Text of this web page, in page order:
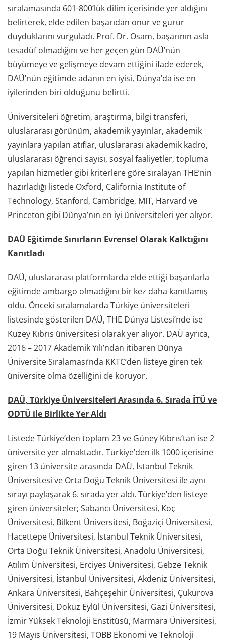
sıralamasında 601-800’lük dilim içerisinde yer aldığını
belirterek, elde edilen başarıdan onur ve gurur
duyduklarını vurguladı. Prof. Dr. Osam, başarının asla
tesadüf olmadığını ve her geçen gün DAÜ’nün
büyümeye ve gelişmeye devam ettiğini ifade ederek,
DAÜ’nün eğitimde adanın en iyisi, Dünya’da ise en
iyilerinden biri olduğunu belirtti.
Üniversiteleri öğretim, araştırma, bilgi transferi,
uluslararası görünüm, akademik yayınlar, akademik
yayınlara yapılan atıflar, uluslararası akademik kadro,
uluslararası öğrenci sayısı, sosyal faaliyetler, topluma
yapılan hizmetler gibi kriterlere göre sıralayan THE’nin
hazırladığı listede Oxford, California Institute of
Technology, Stanford, Cambridge, MIT, Harvard ve
Princeton gibi Dünya’nın en iyi üniversiteleri yer alıyor.
DAÜ Eğitimde Sınırların Evrensel Olarak Kalktığını
Kanıtladı
DAÜ, uluslararası platformlarda elde ettiği başarılarla
eğitimde ambargo olmadığını bir kez daha kanıtlamış
oldu. Önceki sıralamalarda Türkiye üniversiteleri
listesinde gösterilen DAÜ, THE Dünya Listesi’nde ise
Kuzey Kıbrıs üniversitesi olarak yer alıyor. DAÜ ayrıca,
2016 – 2017 Akademik Yılı’ndan itibaren Dünya
Üniversite Sıralaması’nda KKTC’den listeye giren tek
üniversite olma özelliğini de koruyor.
DAÜ, Türkiye Üniversiteleri Arasında 6. Sırada İTÜ ve
ODTÜ ile Birlikte Yer Aldı
Listede Türkiye’den toplam 23 ve Güney Kıbrıs’tan ise 2
üniversite yer almaktadır. Türkiye’den ilk 1000 içerisine
giren 13 üniversite arasında DAÜ, İstanbul Teknik
Üniversitesi ve Orta Doğu Teknik Üniversitesi ile aynı
sırayı paylaşarak 6. sırada yer aldı. Türkiye’den listeye
giren üniversiteler; Sabancı Üniversitesi, Koç
Üniversitesi, Bilkent Üniversitesi, Boğaziçi Üniversitesi,
Hacettepe Üniversitesi, İstanbul Teknik Üniversitesi,
Orta Doğu Teknik Üniversitesi, Anadolu Üniversitesi,
Atılım Üniversitesi, Erciyes Üniversitesi, Gebze Teknik
Üniversitesi, İstanbul Üniversitesi, Akdeniz Üniversitesi,
Ankara Üniversitesi, Bahçeşehir Üniversitesi, Çukurova
Üniversitesi, Dokuz Eylül Üniversitesi, Gazi Üniversitesi,
İzmir Yüksek Teknoloji Enstitüsü, Marmara Üniversitesi,
19 Mayıs Üniversitesi, TOBB Ekonomi ve Teknoloji